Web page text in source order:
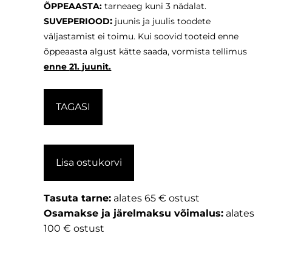
ÕPPEAASTA:tarneaeg kuni 3 nädalat.
SUVEPERIOOD: juunis ja juulis toodete
väljastamist ei toimu. Kui soovid tooteid enne
õppeaasta algust kätte saada, vormista tellimus
enne21. juunit.
TAGASI
Lisa ostukorvi
Tasuta tarne: alates 65 € ostust
Osamakse ja järelmaksu võimalus: alates
100 € ostust